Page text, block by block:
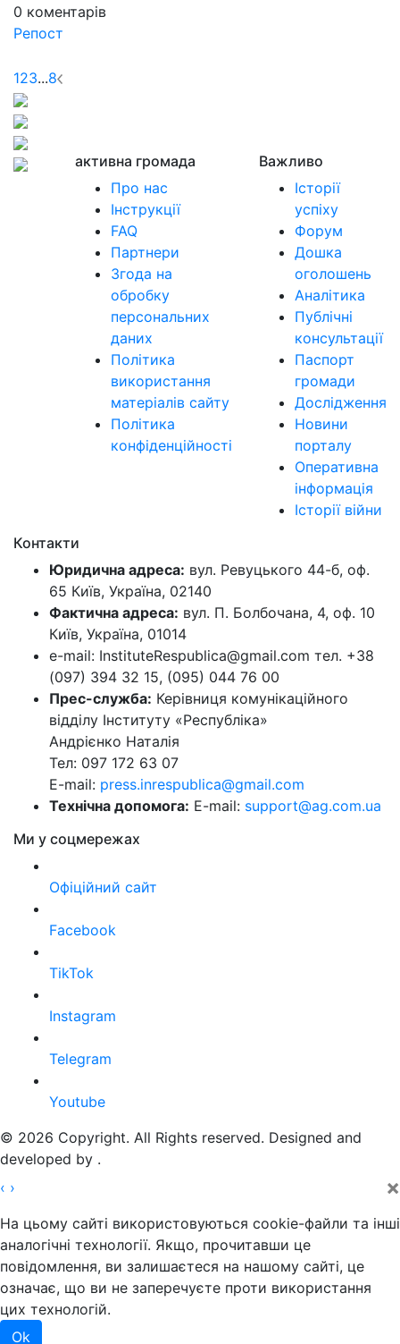
0 коментарів
Репост
123...8
активна громада
Про нас
Інструкції
FAQ
Партнери
Згода на
обробку
персональних
даних
Політика
використання
матеріалів сайту
Політика
конфіденційності
Важливо
Історії
успіху
Форум
Дошка
оголошень
Аналітика
Публічні
консультації
Паспорт
громади
Дослідження
Новини
порталу
Оперативна
інформація
Історії війни
Контакти
Юридична адреса: вул. Ревуцького 44-б, оф.
65 Київ, Україна, 02140
Фактична адреса: вул. П. Болбочана, 4, оф. 10
Київ, Україна, 01014
e-mail: InstituteRespublica@gmail.com тел. +38
(097) 394 32 15, (095) 044 76 00
Прес-служба: Керівниця комунікаційного
відділу Інституту «Республіка»
Андрієнко Наталія
Тел: 097 172 63 07
E-mail: press.inrespublica@gmail.com
Технічна допомога: E-mail: support@ag.com.ua
Ми у соцмережах
Офіційний сайт
Facebook
TikTok
Instagram
Telegram
Youtube
© 2026 Copyright. All Rights reserved. Designed and
developed by .
‹ › ×
На цьому сайті використовуються cookie-файли та інші
аналогічні технології. Якщо, прочитавши це
повідомлення, ви залишаєтеся на нашому сайті, це
означає, що ви не заперечуєте проти використання
цих технологій.
Ok